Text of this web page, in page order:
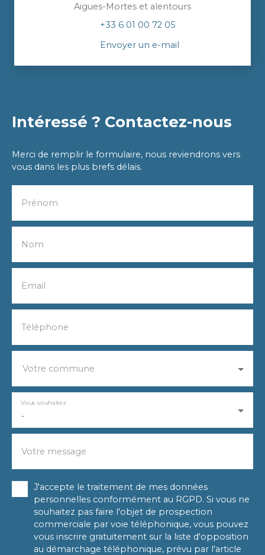
Aigues-Mortes et alentours
+33 6 01 00 72 05
Envoyer un e-mail
Intéressé ? Contactez-nous
Merci de remplir le formulaire, nous reviendrons vers
vous dans les plus brefs délais.
Prénom
Nom
Email
Téléphone
Votre commune
-
Vous souhaitez
Votre message
J'accepte le traitement de mes données
personnelles conformément au RGPD. Si vous ne
souhaitez pas faire l'objet de prospection
commerciale par voie téléphonique, vous pouvez
vous inscrire gratuitement sur la liste d'opposition
au démarchage téléphonique, prévu par l'article